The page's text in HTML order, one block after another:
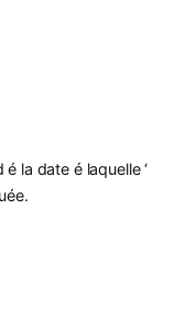
la date é laquelle ‘